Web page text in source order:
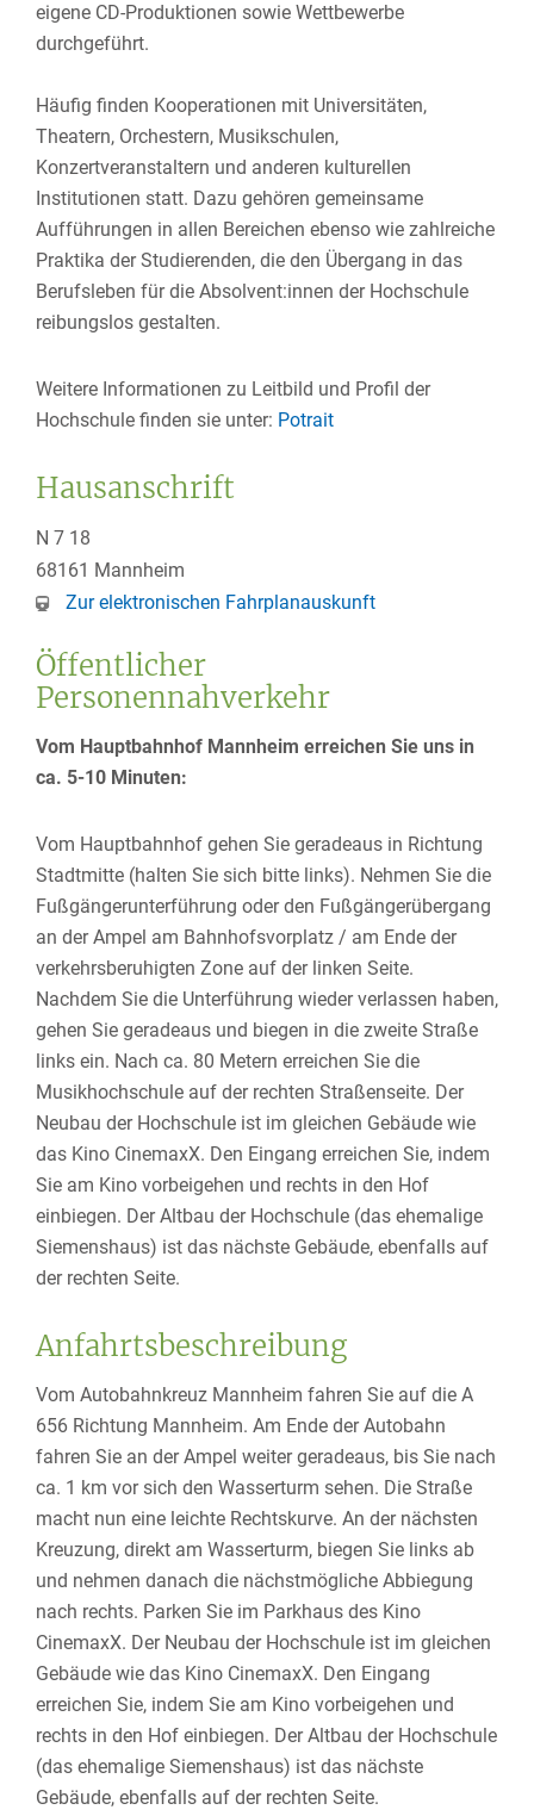
eigene CD-Produktionen sowie Wettbewerbe
durchgeführt.
Häufig finden Kooperationen mit Universitäten,
Theatern, Orchestern, Musikschulen,
Konzertveranstaltern und anderen kulturellen
Institutionen statt. Dazu gehören gemeinsame
Aufführungen in allen Bereichen ebenso wie zahlreiche
Praktika der Studierenden, die den Übergang in das
Berufsleben für die Absolvent:innen der Hochschule
reibungslos gestalten.
Weitere Informationen zu Leitbild und Profil der
Hochschule finden sie unter: Potrait
Hausanschrift
N 7 18
68161 Mannheim
Zur elektronischen Fahrplanauskunft
Öffentlicher
Personennahverkehr
Vom Hauptbahnhof Mannheim erreichen Sie uns in
ca. 5-10 Minuten:
Vom Hauptbahnhof gehen Sie geradeaus in Richtung
Stadtmitte (halten Sie sich bitte links). Nehmen Sie die
Fußgängerunterführung oder den Fußgängerübergang
an der Ampel am Bahnhofsvorplatz / am Ende der
verkehrsberuhigten Zone auf der linken Seite.
Nachdem Sie die Unterführung wieder verlassen haben,
gehen Sie geradeaus und biegen in die zweite Straße
links ein. Nach ca. 80 Metern erreichen Sie die
Musikhochschule auf der rechten Straßenseite. Der
Neubau der Hochschule ist im gleichen Gebäude wie
das Kino CinemaxX. Den Eingang erreichen Sie, indem
Sie am Kino vorbeigehen und rechts in den Hof
einbiegen. Der Altbau der Hochschule (das ehemalige
Siemenshaus) ist das nächste Gebäude, ebenfalls auf
der rechten Seite.
Anfahrtsbeschreibung
Vom Autobahnkreuz Mannheim fahren Sie auf die A
656 Richtung Mannheim. Am Ende der Autobahn
fahren Sie an der Ampel weiter geradeaus, bis Sie nach
ca. 1 km vor sich den Wasserturm sehen. Die Straße
macht nun eine leichte Rechtskurve. An der nächsten
Kreuzung, direkt am Wasserturm, biegen Sie links ab
und nehmen danach die nächstmögliche Abbiegung
nach rechts. Parken Sie im Parkhaus des Kino
CinemaxX. Der Neubau der Hochschule ist im gleichen
Gebäude wie das Kino CinemaxX. Den Eingang
erreichen Sie, indem Sie am Kino vorbeigehen und
rechts in den Hof einbiegen. Der Altbau der Hochschule
(das ehemalige Siemenshaus) ist das nächste
Gebäude, ebenfalls auf der rechten Seite.